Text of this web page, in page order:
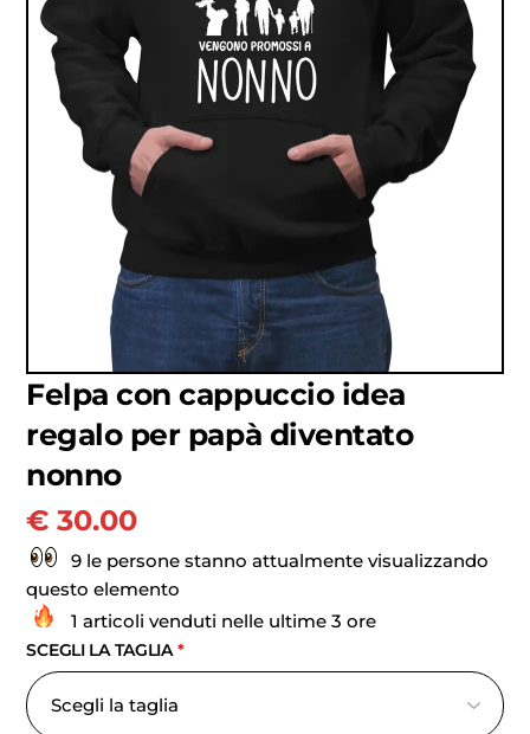
Felpa con cappuccio idea
regalo per papà diventato
nonno
€ 30.00
9 le persone stanno attualmente visualizzando
questo elemento
1 articoli venduti nelle ultime 3 ore
SCEGLI LA TAGLIA*